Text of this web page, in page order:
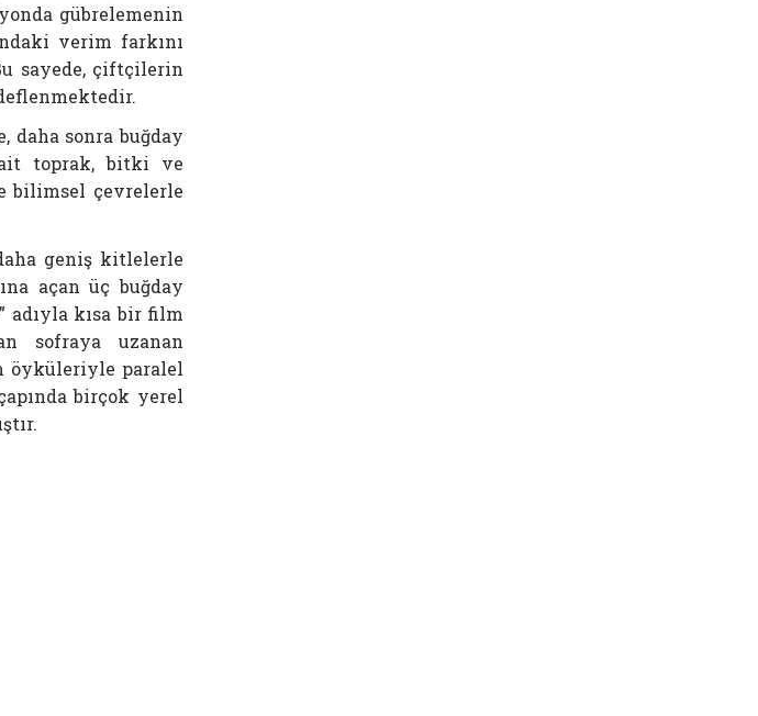
gübrelemenin
verim farkını
sayede, çiftçilerin
daha sonra buğday
ait toprak, bitki ve
bilimsel çevrelerle
geniş kitlelerle
açan üç buğday
adıyla kısa bir film
sofraya uzanan
öyküleriyle paralel
birçok yerel